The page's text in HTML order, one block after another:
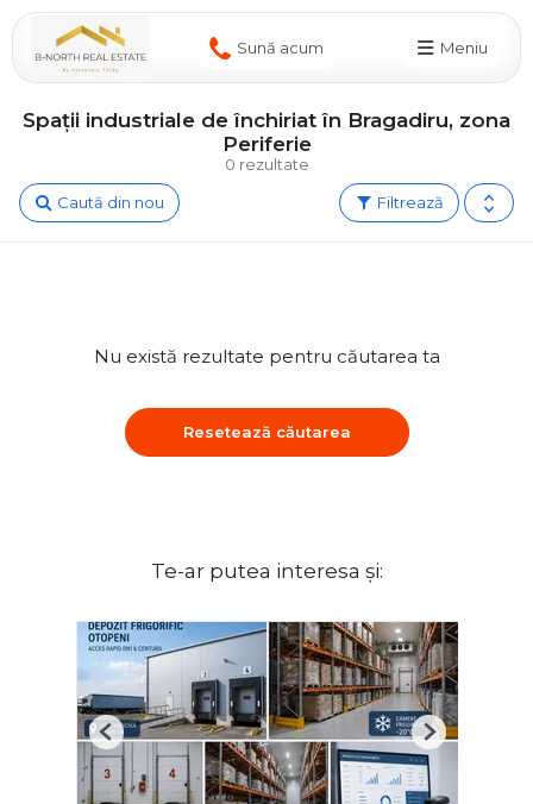
Sună acum Meniu
0 rezultate
Spații industriale de închiriat în Bragadiru, zona
Periferie
Filtrează
Caută din nou
Nu există rezultate pentru căutarea ta
Resetează căutarea
Te-ar putea interesa și:
Previous Next